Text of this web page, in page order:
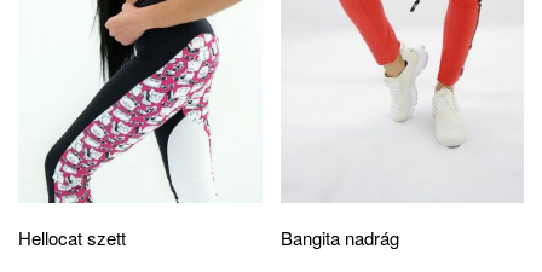
Hellocat szett Bangita nadrág